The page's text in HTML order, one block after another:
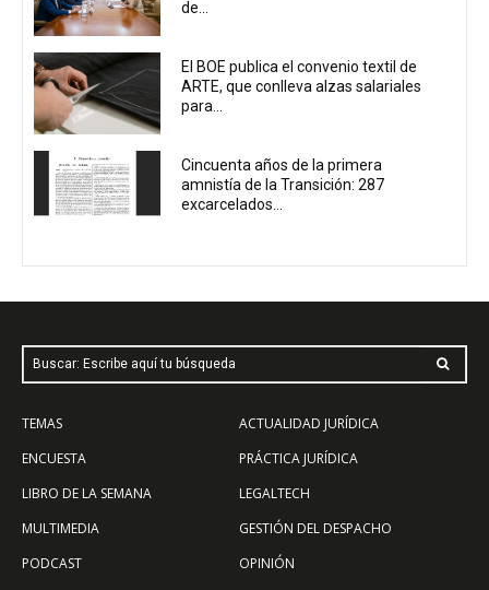
de...
El BOE publica el convenio textil de
ARTE, que conlleva alzas salariales
para...
Cincuenta años de la primera
amnistía de la Transición: 287
excarcelados...
Buscar: Escribe aquí tu búsqueda
TEMAS
ENCUESTA
LIBRO DE LA SEMANA
MULTIMEDIA
PODCAST
ACTUALIDAD JURÍDICA
PRÁCTICA JURÍDICA
LEGALTECH
GESTIÓN DEL DESPACHO
OPINIÓN